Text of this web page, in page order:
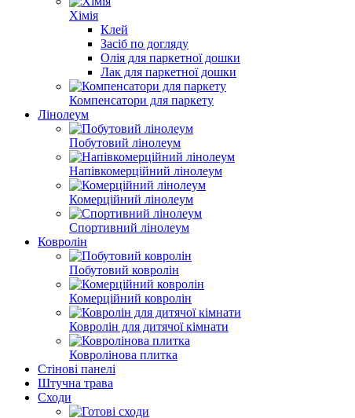
Хімія
Клей
Засіб по догляду
Олія для паркетної дошки
Лак для паркетної дошки
Компенсатори для паркету
Лінолеум
Побутовий лінолеум
Напівкомерційний лінолеум
Комерційний лінолеум
Спортивний лінолеум
Ковролін
Побутовий ковролін
Комерційний ковролін
Ковролін для дитячої кімнати
Ковролінова плитка
Стінові панелі
Штучна трава
Сходи